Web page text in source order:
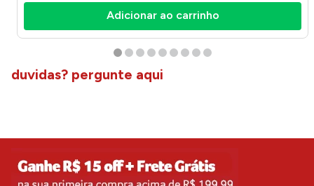
Adicionar ao carrinho
duvidas? pergunte aqui